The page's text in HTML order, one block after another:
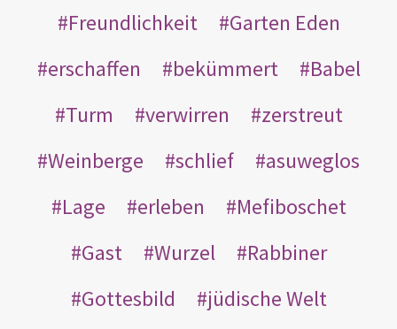
Freundlichkeit
Garten Eden
erschaffen
bekümmert
Babel
Turm
verwirren
zerstreut
Weinberge
schlief
asuweglos
Lage
erleben
Mefiboschet
Gast
Wurzel
Rabbiner
Gottesbild
jüdische Welt